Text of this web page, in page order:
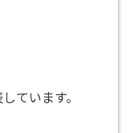
ています。